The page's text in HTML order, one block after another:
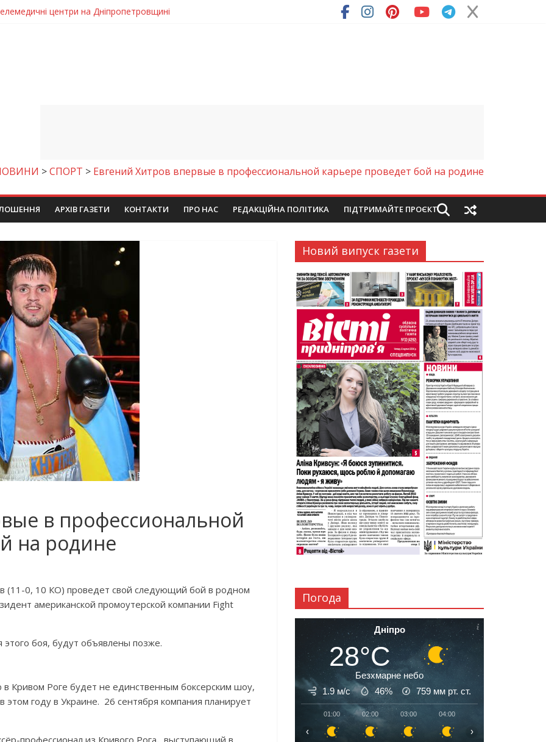
центри на Дніпропетровщині
досліджують місце розташування легендарного монастиря (Фото)
шанс на власне житло
важлива правильна комунікація
>СПОРТ > Евгений Хитров впервые в профессиональной карьере проведет бой на родине
АРХІВ ГАЗЕТИ КОНТАКТИ ПРО НАС РЕДАКЦІЙНА ПОЛІТИКА ПІДТРИМАЙТЕ ПРОЄКТ
в профессиональной
на родине
(11-0, 10 КО) проведет свой следующий бой в родном
американской промоутерской компании Fight
этого боя, будут объявлены позже.
Кривом Роге будет не единственным боксерским шоу,
году в Украине. 26 сентября компания планирует
профессионал из Кривого Рога, выступающий в
Новий випуск газети
Погода
Дніпро
28°C
Безхмарне небо
1.9 м/с
46% 759 мм рт. ст.
01:00 02:00 03:00 04:00
‹ ›